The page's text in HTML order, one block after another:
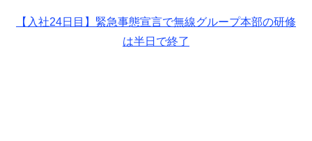
【入社24日目】緊急事態宣言で無線グループ本部の研修
は半日で終了